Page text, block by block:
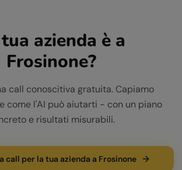
azienda è a
Frosinone?
call conoscitiva gratuita. Capiamo
come l'AI può aiutarti - con un piano
e risultati misurabili.
call per la tua azienda a Frosinone